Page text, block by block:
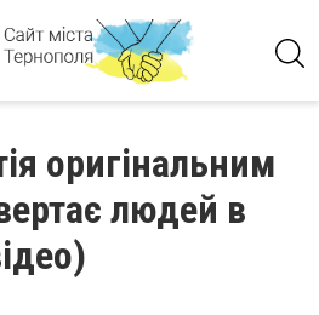
оригінальним
людей в